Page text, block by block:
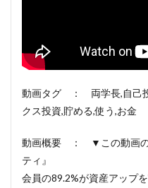
動画タグ ： 両学長,自己
クス投資,貯める,使う,お金
動画概要 ： ▼この動画の
ティ』
会員の89.2%が資産アップ